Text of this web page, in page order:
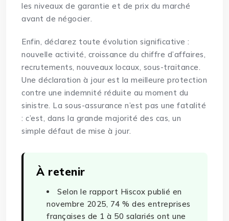
les niveaux de garantie et de prix du marché
avant de négocier.
Enfin, déclarez toute évolution significative :
nouvelle activité, croissance du chiffre d’affaires,
recrutements, nouveaux locaux, sous-traitance.
Une déclaration à jour est la meilleure protection
contre une indemnité réduite au moment du
sinistre. La sous-assurance n’est pas une fatalité
: c’est, dans la grande majorité des cas, un
simple défaut de mise à jour.
À retenir
Selon le rapport Hiscox publié en
novembre 2025, 74 % des entreprises
françaises de 1 à 50 salariés ont une